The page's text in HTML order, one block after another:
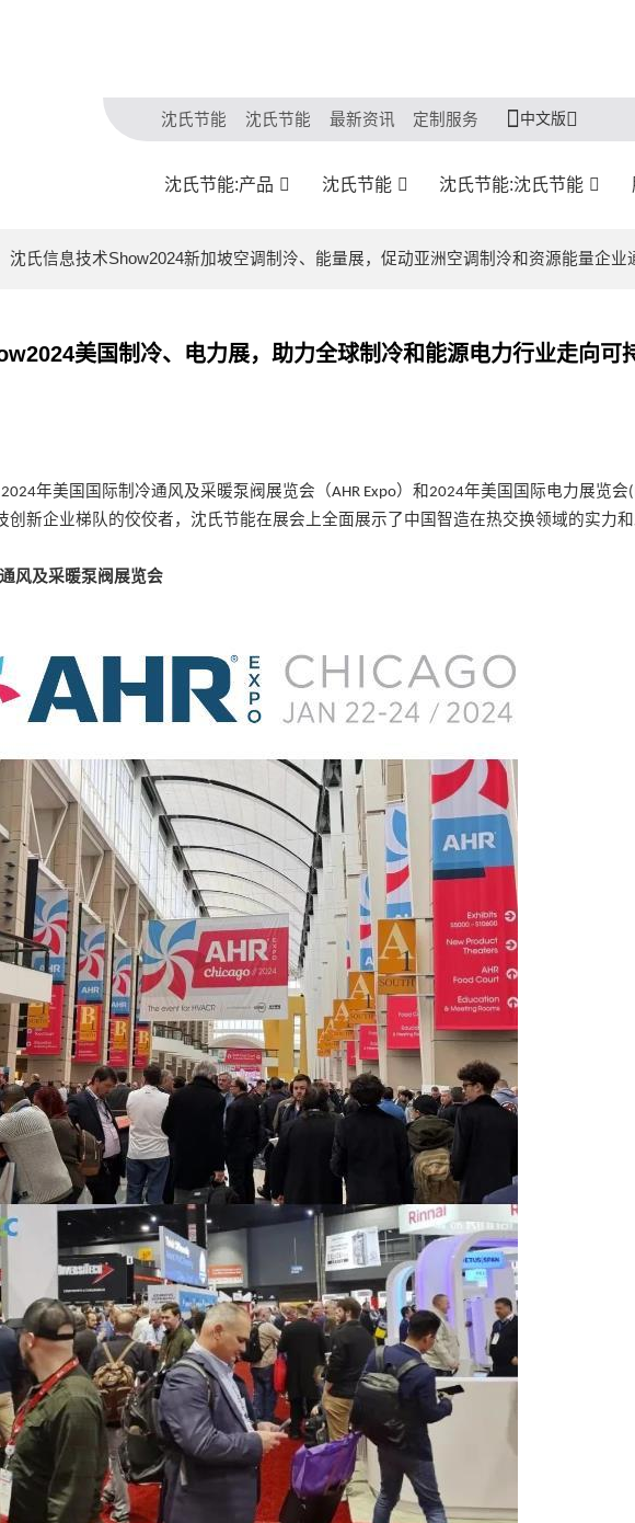
沈氏节能 沈氏节能 最新资讯 定制服务 中文版
沈氏节能:产品 沈氏节能 沈氏节能:沈氏节能
沈氏信息技术Show2024新加坡空调制泠、能量展，促动亚洲空调制泠和资源能量企业
美国制冷、电力展，助力全球制冷和能源电力行业走向可
2024年美国国际制冷通风及采暖泵阀展览会（AHR Expo）和2024年美国国际电力展览会
创新企业梯队的佼佼者，沈氏节能在展会上全面展示了中国智造在热交换领域的实力和
风及采暖泵阀展览会